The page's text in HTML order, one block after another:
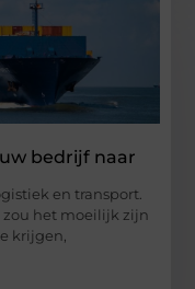
bedrijf naar
en transport.
het moeilijk zijn
krijgen,